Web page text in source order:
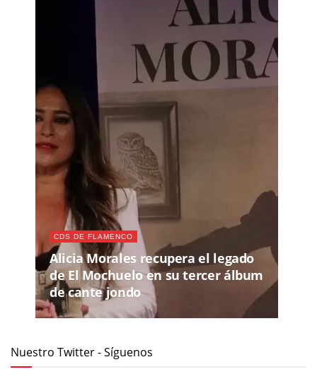
CDS DE FLAMENCO
Alicia Morales recupera el legado
de El Mochuelo en su tercer álbum
de cante jondo
Nuestro Twitter - Síguenos